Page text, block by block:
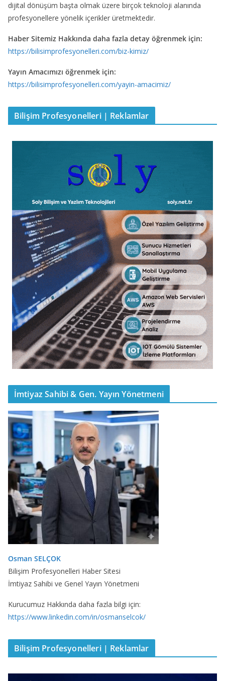
dijital dönüşüm başta olmak üzere birçok teknoloji alanında
profesyonellere yönelik içerikler üretmektedir.
Haber Sitemiz Hakkında daha fazla detay öğrenmek için:
https://bilisimprofesyonelleri.com/biz-kimiz/
Yayın Amacımızı öğrenmek için:
https://bilisimprofesyonelleri.com/yayin-amacimiz/
Bilişim Profesyonelleri | Reklamlar
İmtiyaz Sahibi & Gen. Yayın Yönetmeni
Osman SELÇOK
Bilişim Profesyonelleri Haber Sitesi
İmtiyaz Sahibi ve Genel Yayın Yönetmeni
Kurucumuz Hakkında daha fazla bilgi için:
https://www.linkedin.com/in/osmanselcok/
Bilişim Profesyonelleri | Reklamlar